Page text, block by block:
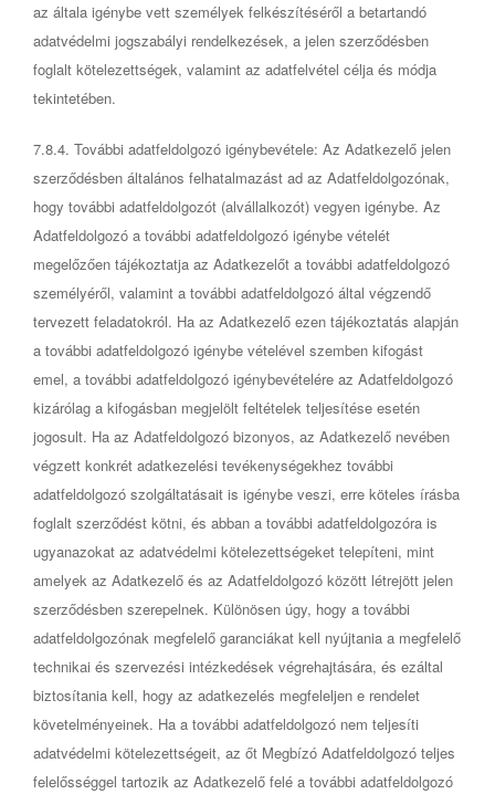
az általa igénybe vett személyek felkészítéséről a betartandó
adatvédelmi jogszabályi rendelkezések, a jelen szerződésben
foglalt kötelezettségek, valamint az adatfelvétel célja és módja
tekintetében.
7.8.4. További adatfeldolgozó igénybevétele: Az Adatkezelő jelen
szerződésben általános felhatalmazást ad az Adatfeldolgozónak,
hogy további adatfeldolgozót (alvállalkozót) vegyen igénybe. Az
Adatfeldolgozó a további adatfeldolgozó igénybe vételét
megelőzően tájékoztatja az Adatkezelőt a további adatfeldolgozó
személyéről, valamint a további adatfeldolgozó által végzendő
tervezett feladatokról. Ha az Adatkezelő ezen tájékoztatás alapján
a további adatfeldolgozó igénybe vételével szemben kifogást
emel, a további adatfeldolgozó igénybevételére az Adatfeldolgozó
kizárólag a kifogásban megjelölt feltételek teljesítése esetén
jogosult. Ha az Adatfeldolgozó bizonyos, az Adatkezelő nevében
végzett konkrét adatkezelési tevékenységekhez további
adatfeldolgozó szolgáltatásait is igénybe veszi, erre köteles írásba
foglalt szerződést kötni, és abban a további adatfeldolgozóra is
ugyanazokat az adatvédelmi kötelezettségeket telepíteni, mint
amelyek az Adatkezelő és az Adatfeldolgozó között létrejött jelen
szerződésben szerepelnek. Különösen úgy, hogy a további
adatfeldolgozónak megfelelő garanciákat kell nyújtania a megfelelő
technikai és szervezési intézkedések végrehajtására, és ezáltal
biztosítania kell, hogy az adatkezelés megfeleljen e rendelet
követelményeinek. Ha a további adatfeldolgozó nem teljesíti
adatvédelmi kötelezettségeit, az őt Megbízó Adatfeldolgozó teljes
felelősséggel tartozik az Adatkezelő felé a további adatfeldolgozó